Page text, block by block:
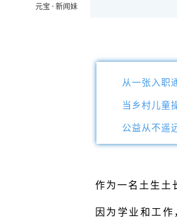
元宝 · 新闻妹
从一张入职
当乡村儿童
公益从不遥
作为一名土生土
因为学业和工